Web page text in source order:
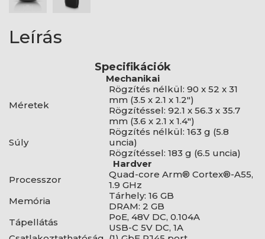
Leírás
Specifikációk
Mechanikai
Méretek
Rögzítés nélkül: 90 x 52 x 31
mm (3.5 x 2.1 x 1.2")
Rögzítéssel: 92.1 x 56.3 x 35.7
mm (3.6 x 2.1 x 1.4")
Súly
Rögzítés nélkül: 163 g (5.8
uncia)
Rögzítéssel: 183 g (6.5 uncia)
Hardver
Processzor
Quad-core Arm® Cortex®-A55,
1.9 GHz
Memória
Tárhely: 16 GB
DRAM: 2 GB
Tápellátás
PoE, 48V DC, 0.104A
USB-C 5V DC, 1A